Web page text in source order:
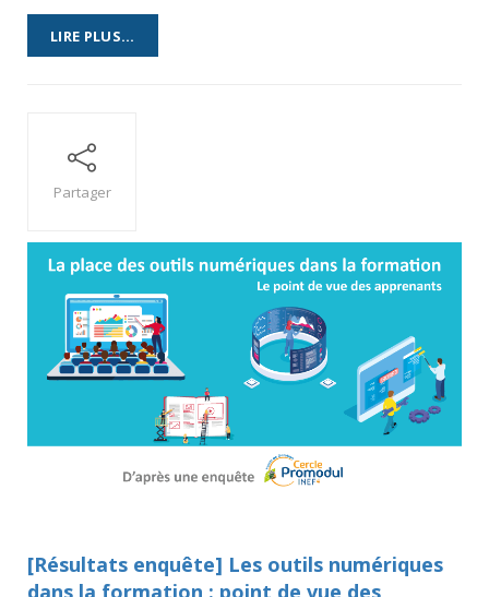
LIRE PLUS...
Partager
[Résultats enquête] Les outils numériques
dans la formation : point de vue des